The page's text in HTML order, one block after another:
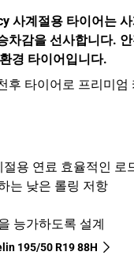
사계절용 타이어는
차감을 선사합니다.
경 타이어입니다.
후 타이어로 프리미엄
절용 연료 효율적인 로
는 낮은 롤링 저항
능가하도록 설계
195/50 R19 88H